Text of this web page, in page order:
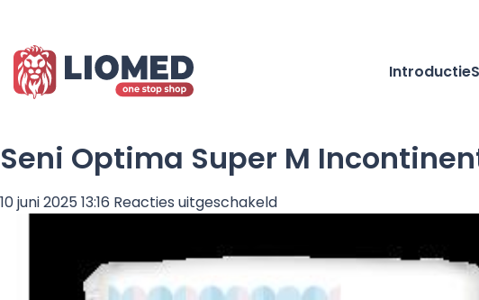
Introductie
Seni Optima Super M
10 juni 2025 13:16 Reacties uitgeschakeldvoor
Super
M